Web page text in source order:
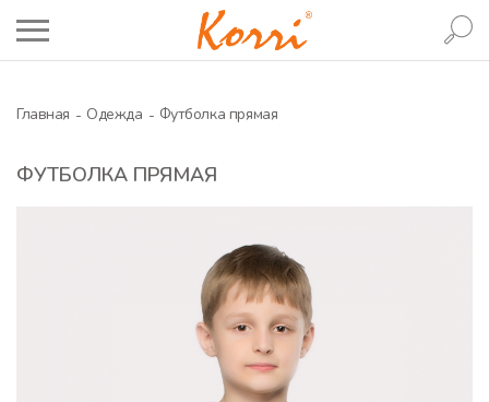
Главная Одежда Футболка прямая
ФУТБОЛКА ПРЯМАЯ